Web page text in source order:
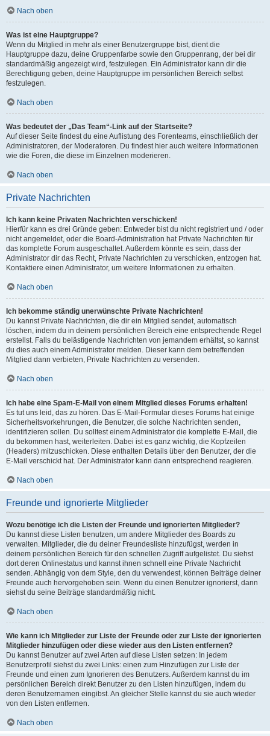
Nach oben
Was ist eine Hauptgruppe?
Wenn du Mitglied in mehr als einer Benutzergruppe bist, dient die
Hauptgruppe dazu, deine Gruppenfarbe sowie den Gruppenrang, der bei dir
standardmäßig angezeigt wird, festzulegen. Ein Administrator kann dir die
Berechtigung geben, deine Hauptgruppe im persönlichen Bereich selbst
festzulegen.
Nach oben
Was bedeutet der „Das Team“-Link auf der Startseite?
Auf dieser Seite findest du eine Auflistung des Forenteams, einschließlich der
Administratoren, der Moderatoren. Du findest hier auch weitere Informationen
wie die Foren, die diese im Einzelnen moderieren.
Nach oben
Private Nachrichten
Ich kann keine Privaten Nachrichten verschicken!
Hierfür kann es drei Gründe geben: Entweder bist du nicht registriert und / oder
nicht angemeldet, oder die Board-Administration hat Private Nachrichten für
das komplette Forum ausgeschaltet. Außerdem könnte es sein, dass der
Administrator dir das Recht, Private Nachrichten zu verschicken, entzogen hat.
Kontaktiere einen Administrator, um weitere Informationen zu erhalten.
Nach oben
Ich bekomme ständig unerwünschte Private Nachrichten!
Du kannst Private Nachrichten, die dir ein Mitglied sendet, automatisch
löschen, indem du in deinem persönlichen Bereich eine entsprechende Regel
erstellst. Falls du belästigende Nachrichten von jemandem erhältst, so kannst
du dies auch einem Administrator melden. Dieser kann dem betreffenden
Mitglied dann verbieten, Private Nachrichten zu versenden.
Nach oben
Ich habe eine Spam-E-Mail von einem Mitglied dieses Forums erhalten!
Es tut uns leid, das zu hören. Das E-Mail-Formular dieses Forums hat einige
Sicherheitsvorkehrungen, die Benutzer, die solche Nachrichten senden,
identifizieren sollen. Du solltest einem Administrator die komplette E-Mail, die
du bekommen hast, weiterleiten. Dabei ist es ganz wichtig, die Kopfzeilen
(Headers) mitzuschicken. Diese enthalten Details über den Benutzer, der die
E-Mail verschickt hat. Der Administrator kann dann entsprechend reagieren.
Nach oben
Freunde und ignorierte Mitglieder
Wozu benötige ich die Listen der Freunde und ignorierten Mitglieder?
Du kannst diese Listen benutzen, um andere Mitglieder des Boards zu
verwalten. Mitglieder, die du deiner Freundesliste hinzufügst, werden in
deinem persönlichen Bereich für den schnellen Zugriff aufgelistet. Du siehst
dort deren Onlinestatus und kannst ihnen schnell eine Private Nachricht
senden. Abhängig von dem Style, den du verwendest, können Beiträge deiner
Freunde auch hervorgehoben sein. Wenn du einen Benutzer ignorierst, dann
siehst du seine Beiträge standardmäßig nicht.
Nach oben
Wie kann ich Mitglieder zur Liste der Freunde oder zur Liste der ignorierten
Mitglieder hinzufügen oder diese wieder aus den Listen entfernen?
Du kannst Benutzer auf zwei Arten auf diese Listen setzen: In jedem
Benutzerprofil siehst du zwei Links: einen zum Hinzufügen zur Liste der
Freunde und einen zum Ignorieren des Benutzers. Außerdem kannst du im
persönlichen Bereich direkt Benutzer zu den Listen hinzufügen, indem du
deren Benutzernamen eingibst. An gleicher Stelle kannst du sie auch wieder
von den Listen entfernen.
Nach oben